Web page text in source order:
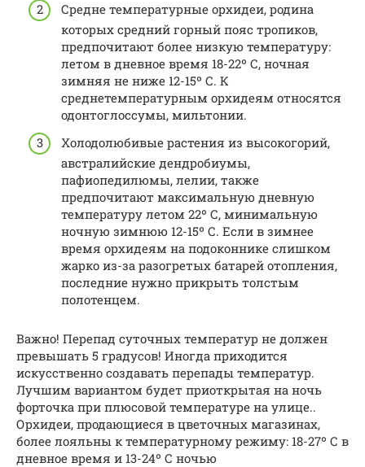
Средне температурные орхидеи, родина
которых средний горный пояс тропиков,
предпочитают более низкую температуру:
летом в дневное время 18-22º С, ночная
зимняя не ниже 12-15º С. К
среднетемпературным орхидеям относятся
одонтоглоссумы, мильтонии.
Холодолюбивые растения из высокогорий,
австралийские дендробиумы,
пафиопедилюмы, лелии, также
предпочитают максимальную дневную
температуру летом 22º С, минимальную
ночную зимнюю 12-15º С. Если в зимнее
время орхидеям на подоконнике слишком
жарко из-за разогретых батарей отопления,
последние нужно прикрыть толстым
полотенцем.
Важно! Перепад суточных температур не должен
превышать 5 градусов! Иногда приходится
искусственно создавать перепады температур.
Лучшим вариантом будет приоткрытая на ночь
форточка при плюсовой температуре на улице..
Орхидеи, продающиеся в цветочных магазинах,
более лояльны к температурному режиму: 18-27º С в
дневное время и 13-24º С ночью